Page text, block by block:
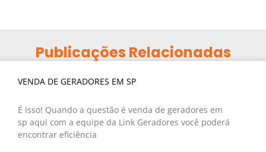
Publicações Relacionadas
VENDA DE GERADORES EM SP
É isso! Quando a questão é venda de geradores em
sp aqui com a equipe da Link Geradores você poderá
encontrar eficiência